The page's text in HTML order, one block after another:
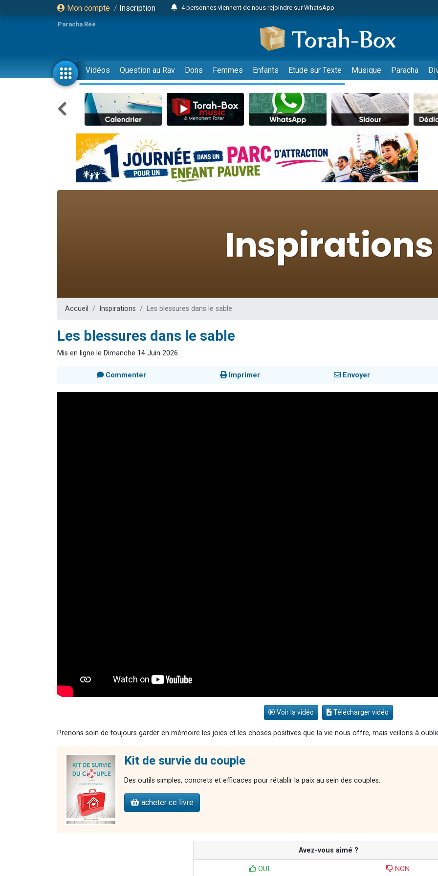
Mon compte / Inscription
4 personnes viennent de nous rejoindre sur WhatsApp
23 personnes viennent de faire un don pour Diane, 80 ans, dans un appartement
Eva vient de donner son Maasser
4 personnes viennent de nous rejoindre sur WhatsApp
3 personnes viennent de nous rejoindre sur WhatsApp
3 personnes viennent de faire un don pour 5 jours de vacances aux Orphelins
Odaya vient de donner son Maasser
13 personnes viennent de demander une bénédiction
30 personnes viennent de faire un don pour Sauvez la jambe de Yohan
12 nouvelles musiques dans Torah-Box Music
Il reste 49 places pour étudier en groupe sur Zoom
3 personnes viennent de nous rejoindre sur WhatsApp
8 personnes viennent de faire un don pour Tsédaka : pauvres d'Israel
Paracha Réé
Vidéos Question au Rav Dons Femmes Enfants Etude sur Texte Musique Paracha
Accueil Inspirations Les blessures dans le sable
Les blessures dans le sable
Mis en ligne le Dimanche 14 Juin 2026
Commenter Imprimer Envoyer
Voir la vidéo Télécharger vidéo
Prenons soin de toujours garder en mémoire les joies et les choses positives que la vie nous offre, mais veillons à
Kit de survie du couple
Des outils simples, concrets et efficaces pour rétablir la paix au sein des couples.
acheter ce livre
Avez-vous aimé ?
OUI NON